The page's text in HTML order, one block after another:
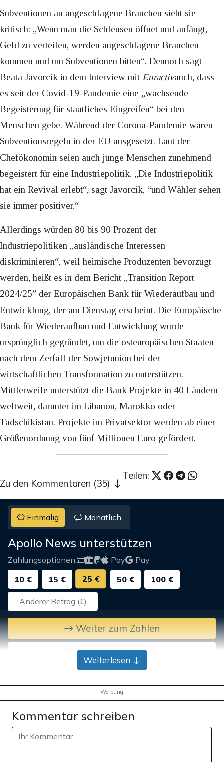
Subventionen an angeschlagene Branchen sieht sie
kritisch: „Wenn man die Schleusen öffnet und anfängt,
Geld zu verteilen, werden angeschlagene Branchen
kommen und um Subventionen bitten“. Dennoch sagt
Beata Javorcik in dem Interview mit Euractivauch, dass
es seit der Covid-19-Pandemie eine „wachsende
Begeisterung für staatliches Eingreifen“ bei den
Menschen gebe. Während der Corona-Pandemie waren
Subventionsregeln in der EU ausgesetzt. Laut der
Chefökonomin seien auch junge Menschen zunehmend
begeistert für eine Industriepolitik. „Die Industriepolitik
hat ein Revival erlebt“, sagt Javorcik, “und Wähler sehen
sie immer positiver.“
Allerdings würden 80 bis 90 Prozent der
Industriepolitiken „ausländische Interessen
diskriminieren“, weil heimische Produzenten bevorzugt
werden, heißt es in dem Bericht „Transition Report
2024/25” der Europäischen Bank für Wiederaufbau und
Entwicklung, der am Dienstag erscheint. Die Europäische
Bank für Wiederaufbau und Entwicklung wurde
ursprünglich gegründet, um die osteuropäischen Staaten
nach dem Zerfall der Sowjetunion bei der
wirtschaftlichen Transformation zu unterstützen.
Mittlerweile unterstützt die Bank Projekte in 40 Ländern
weltweit, darunter im Libanon, Marokko oder
Tadschikistan. Projekte im Privatsektor werden ab einer
Größenordnung von fünf Millionen Euro gefördert.
Teilen:
Zu den Kommentaren (35)
Einmalig Monatlich
Apollo News unterstützen
Zahlungsoptionen: Pay
Pay
10 €
15 € 25 € 50 € 100 €
Weiter zum Zahlen
Bank-Überweisung
Weiterlesen
Werbung
Kommentar schreiben